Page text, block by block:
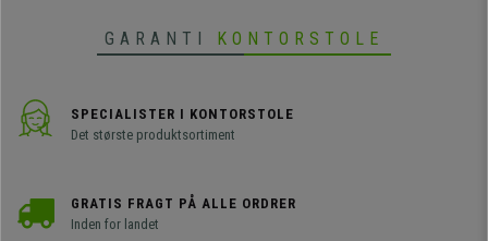
GARANTI KONTORSTOLE
SPECIALISTER I KONTORSTOLE
Det største produktsortiment
GRATIS FRAGT PÅ ALLE ORDRER
Inden for landet